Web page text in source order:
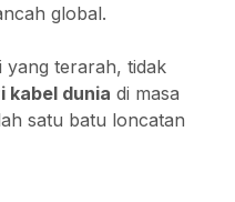
global.
yang terarah, tidak
kabel dunia di masa
satu batu loncatan